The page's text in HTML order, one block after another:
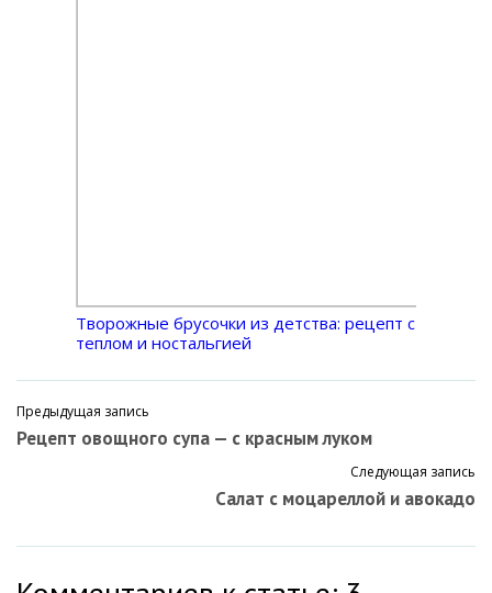
Творожные брусочки из детства: рецепт с
теплом и ностальгией
Предыдущая запись
Рецепт овощного супа — с красным луком
Следующая запись
Салат с моцареллой и авокадо